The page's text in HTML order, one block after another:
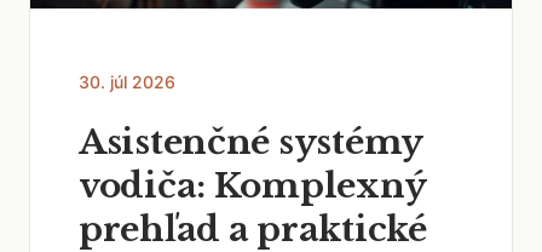
30. júl 2026
Asistenčné systémy
vodiča: Komplexný
prehľad a praktické